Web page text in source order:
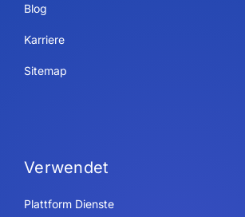
Blog
Karriere
Sitemap
Verwendet
Plattform Dienste